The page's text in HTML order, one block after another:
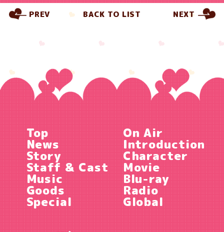
PREV BACK TO LIST NEXT
Top On Air
News Introduction
Story Character
Staff & Cast Movie
Music Blu-ray
Goods Radio
Special Global